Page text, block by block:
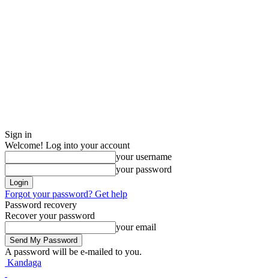
Sign in
Welcome! Log into your account
your username
your password
Forgot your password? Get help
Password recovery
Recover your password
your email
A password will be e-mailed to you.
Kandaga